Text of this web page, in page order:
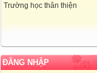
Trường học thân thiện
ĐĂNG NHẬP